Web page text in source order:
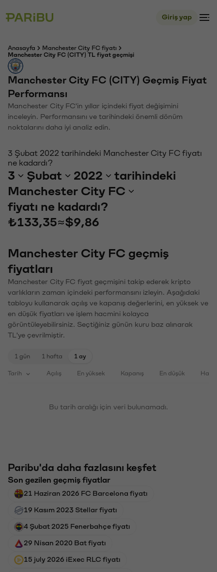
Giriş yap
Anasayfa
Manchester City FC fiyatı
Manchester City FC (CITY) TL fiyat geçmişi
Manchester City FC (CITY) Geçmiş Fiyat
Performansı
Manchester City FC'in yıllar içindeki fiyat değişimini
inceleyin. Performansını ve tarihindeki önemli dönüm
noktalarını daha iyi analiz edin.
3 Şubat 2022 tarihindeki Manchester City FC fiyatı
ne kadardı?
3 Şubat 2022
tarihindeki
Manchester City FC
fiyatı ne kadardı?
₺133,35≈$9,86
Manchester City FC geçmiş
fiyatları
Manchester City FC fiyat geçmişini takip ederek kripto
varlıkların zaman içindeki performansını izleyin. Aşağıdaki
tabloyu kullanarak açılış ve kapanış değerlerini, en yüksek ve
en düşük fiyatları ve işlem hacmini kolayca
görüntüleyebilirsiniz. Seçtiğiniz günün kuru baz alınarak
TL'ye çevrilmiştir.
1 gün 1 hafta 1 ay
Tarih Açılış En yüksek Kapanış En düşük
Bu tarih aralığı için veri bulunamadı.
Paribu'da daha fazlasını keşfet
Son gezilen geçmiş fiyatlar
21 Haziran 2026 FC Barcelona fiyatı
19 Kasım 2023 Stellar fiyatı
4 Şubat 2025 Fenerbahçe fiyatı
29 Nisan 2020 Bat fiyatı
15 july 2026 iExec RLC fiyatı